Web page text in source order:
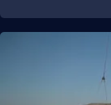
LA